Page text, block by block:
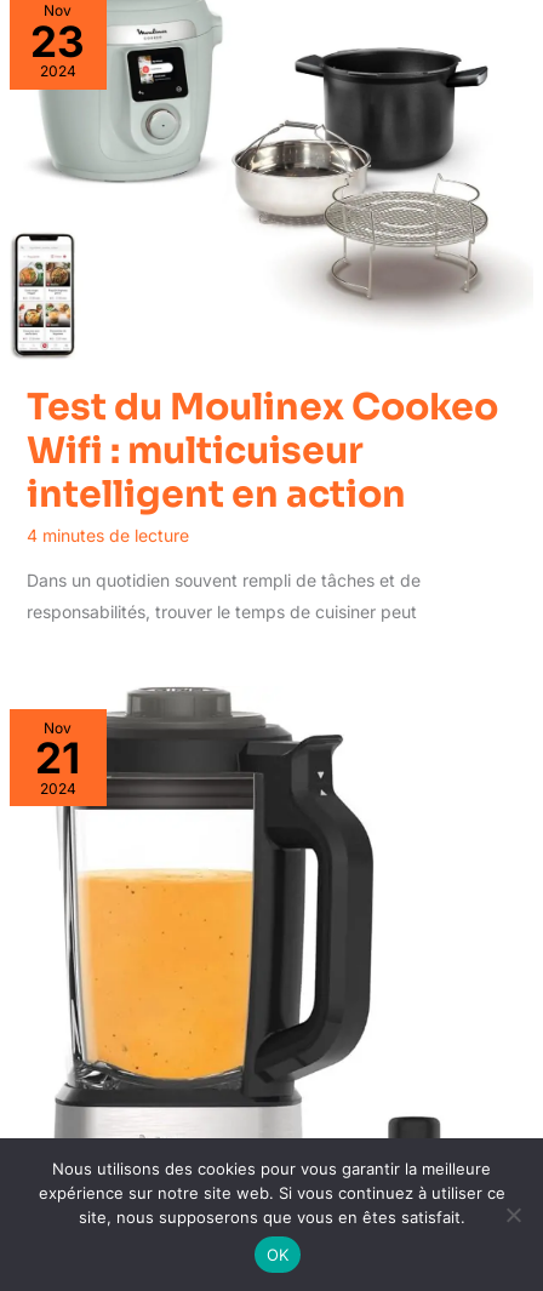
Nov
23
2024
Test du Moulinex Cookeo
Wifi : multicuiseur
intelligent en action
4 minutes de lecture
Dans un quotidien souvent rempli de tâches et de
responsabilités, trouver le temps de cuisiner peut
Nov
21
2024
Nous utilisons des cookies pour vous garantir la meilleure
expérience sur notre site web. Si vous continuez à utiliser ce
site, nous supposerons que vous en êtes satisfait.
OK